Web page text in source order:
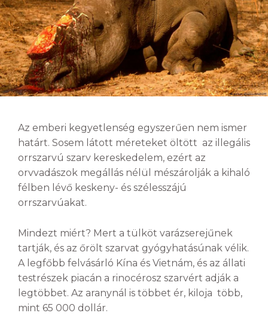
Az emberi kegyetlenség egyszerűen nem ismer
határt. Sosem látott méreteket öltött az illegális
orrszarvú szarv kereskedelem, ezért az
orvvadászok megállás nélül mészárolják a kihaló
félben lévő keskeny- és szélesszájú
orrszarvúakat.
Mindezt miért? Mert a tülköt varázserejűnek
tartják, és az őrölt szarvat gyógyhatásúnak vélik.
A legfőbb felvásárló Kína és Vietnám, és az állati
testrészek piacán a rinocérosz szarvért adják a
legtöbbet. Az aranynál is többet ér, kiloja több,
mint 65 000 dollár.